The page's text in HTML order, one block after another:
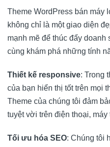
Theme WordPress bán máy
không chỉ là một giao diện
mạnh mẽ để thúc đẩy doanh
cùng khám phá những tính
Thiết kế responsive: Trong
của bạn hiển thị tốt trên mọi
Theme của chúng tôi đảm
tuyệt vời trên điện thoại,
Tối ưu hóa SEO: Chúng tôi